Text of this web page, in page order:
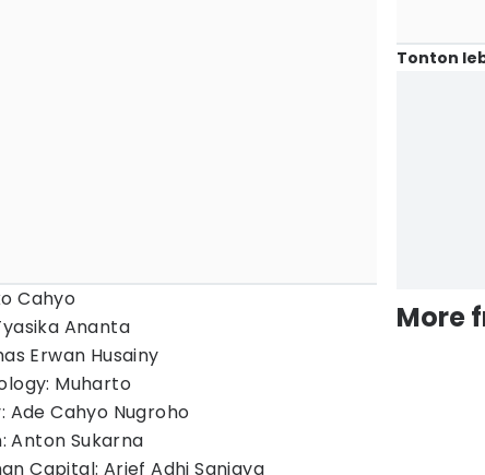
Cahyo
Ananta
Erwan Husainy
Muharto
Cahyo Nugroho
Anton Sukarna
Capital: Arief Adhi Sanjaya
Tonton
More